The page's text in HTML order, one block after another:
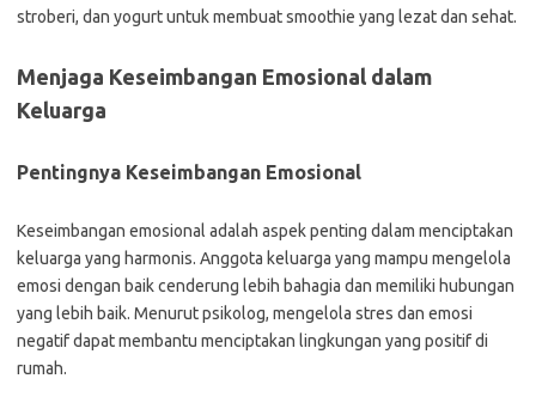
stroberi, dan yogurt untuk membuat smoothie yang lezat dan sehat.
Menjaga Keseimbangan Emosional dalam
Keluarga
Pentingnya Keseimbangan Emosional
Keseimbangan emosional adalah aspek penting dalam menciptakan
keluarga yang harmonis. Anggota keluarga yang mampu mengelola
emosi dengan baik cenderung lebih bahagia dan memiliki hubungan
yang lebih baik. Menurut psikolog, mengelola stres dan emosi
negatif dapat membantu menciptakan lingkungan yang positif di
rumah.